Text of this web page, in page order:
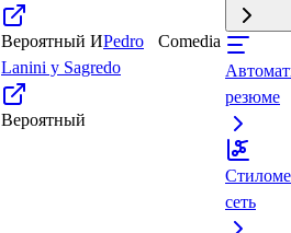
Вероятный ИPedro
Lanini y Sagredo
Вероятный
Comedia
резюме
сеть